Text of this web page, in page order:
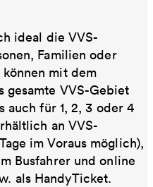
ideal die VVS-
Familien oder
mit dem
gesamte VVS-Gebiet
auch für 1, 2, 3 oder 4
an VVS-
im Voraus möglich),
Busfahrer und online
als HandyTicket.